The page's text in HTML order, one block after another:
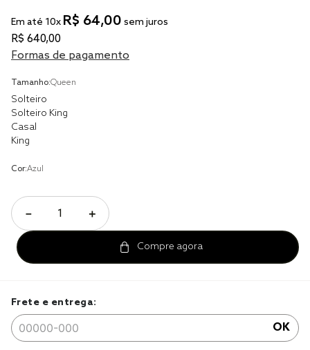
Em até 10x R$ 64,00 sem juros
R$ 640,00
Formas de pagamento
Tamanho:Queen
Solteiro
Solteiro King
Casal
King
Cor:Azul
＋
－
Frete e entrega:
OK
cobre leito
cobertor